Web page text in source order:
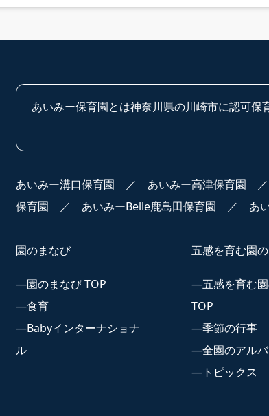
あいみー保育園とは神奈川県の川崎市に認可
あいみー溝口保育園 ／ あいみー高津保育園
保育園 ／ あいみーBelle鹿島田保育園 ／ あ
園のまなび
園のまなび TOP
食育
Babyインターナショナ
ル
五感を育む園
五感を育む
TOP
季節の行事
全園のアル
トピックス